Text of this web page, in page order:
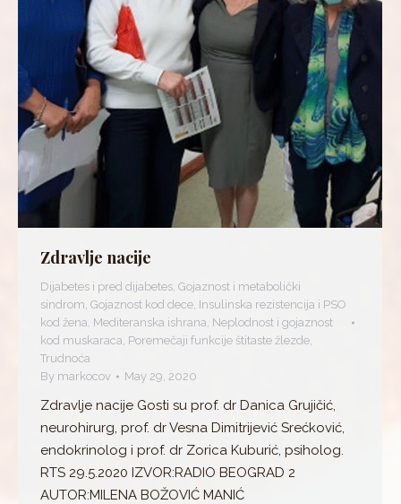
Zdravlje nacije
Dijabetes i pred dijabetes, Gojaznost i metabolički
sindrom, Gojaznost kod dece, Insulinska rezistencija i PSO
kod žena, Mediteranska ishrana, Neplodnost i gojaznost
kod muskaraca, Poremečaji funkcije štitaste žlezde,
Trudnoća
By markocov May 29, 2020
Zdravlje nacije Gosti su prof. dr Danica Grujičić,
neurohirurg, prof. dr Vesna Dimitrijević Srećković,
endokrinolog i prof. dr Zorica Kuburić, psiholog.
RTS 29.5.2020 IZVOR:RADIO BEOGRAD 2
AUTOR:MILENA BOŽOVIĆ MANIĆ